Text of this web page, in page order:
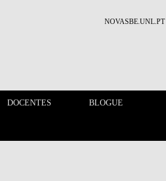
NOVASBE.UNL.PT
DOCENTES BLOGUE